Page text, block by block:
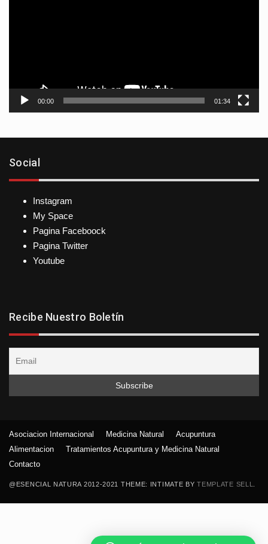
00:00 01:34
Social
Instagram
My Space
Pagina Faceboock
Pagina Twitter
Youtube
Recibe Nuestro Boletín
@ESENCIAL NATURA 2012-2021 THEME: INTIMATE BYTEMPLATE SELL
Asociacion Internacional Medicina Natural
Acupuntura
Alimentacion
Tratamientos Acupuntura y Medicina Natural
Contacto